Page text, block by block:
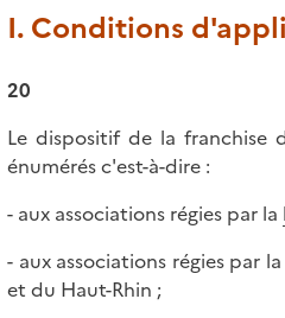
I. Conditions
20
Le dispositif de la franchise
énumérés c'est-à-dire :
- aux associations régies par la
- aux associations régies par
et du Haut-Rhin ;